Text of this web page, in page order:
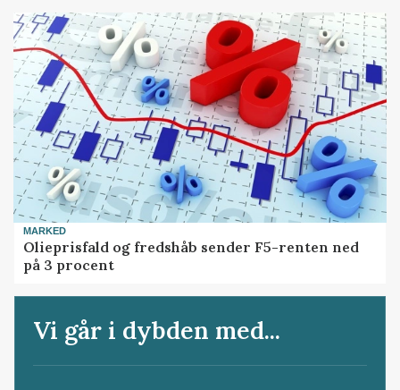
MARKED
Olieprisfald og fredshåb sender F5-renten ned
på 3 procent
Vi går i dybden med...